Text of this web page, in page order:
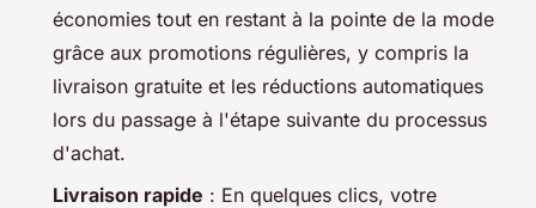
économies tout en restant à la pointe de la mode
grâce aux promotions régulières, y compris la
livraison gratuite et les réductions automatiques
lors du passage à l'étape suivante du processus
d'achat.
Livraison rapide : En quelques clics, votre